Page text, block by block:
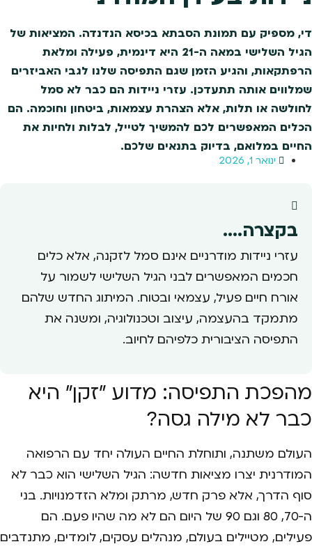
די, מספיק עם תמונת הסבתא בכיסא הנדנדה. המציאות של
הגיל השלישי במאה ה-21 היא דינמית, פעילה ומלאת
הרפתקאות, והגיע הזמן שגם התפיסה שלנו לגבי האביזרים
שמלווים אותה תתעדכן. עזרי ניידות הם כבר לא סמל
לחולשה או תלות, אלא הצהרת עצמאות, ביטחון וחוכמה. הם
הכלים המאפשרים לכם להמשיך לטייל, לבלות ולחיות את
החיים במלואם, בדיוק בתנאים שלכם.
ינואר 1, 2026
בקצרה....
עזרי ניידות מודרניים אינם סמל לזקנה, אלא כלים
חכמים המאפשרים לבני הגיל השלישי לשמור על
אורח חיים פעיל, עצמאי ובטוח. המיתוג החדש שלהם
מתמקד בהעצמה, עיצוב וטכנולוגיה, ומשנה את
התפיסה הציבורית כלפיהם לחיוב.
מהפכת התפיסה: מדוע "זקן" היא
כבר לא מילה גסה?
העולם משתנה, ותוחלת החיים העולה יחד עם הרפואה
המודרנית יצרו מציאות חדשה: הגיל השלישי הוא כבר לא
סוף הדרך, אלא פרק חדש, מרתק ומלא הזדמנויות. בני
ה-70, 80 וגם 90 של היום הם לא מה שהיו פעם. הם
פעילים, מטיילים בעולם, מנהלים עסקים, לומדים, מתנדבים